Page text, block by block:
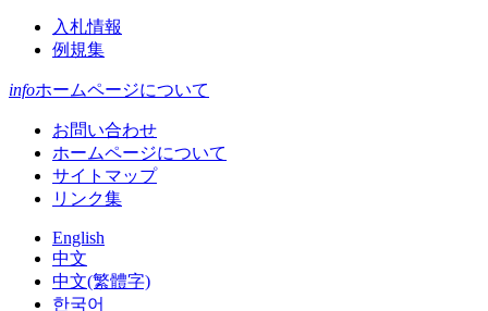
入札情報
例規集
infoホームページについて
お問い合わせ
ホームページについて
サイトマップ
リンク集
English
中文
中文(繁體字)
한국어